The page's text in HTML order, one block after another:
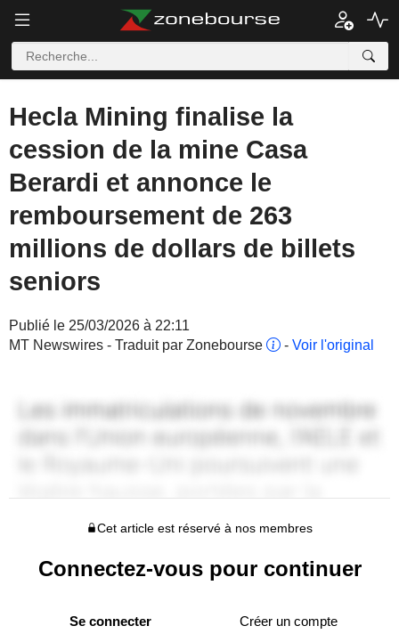
Hecla Mining finalise la
cession de la mine Casa
Berardi et annonce le
remboursement de 263
millions de dollars de billets
seniors
Publié le 25/03/2026 à 22:11
MT Newswires - Traduit par Zonebourse
- Voir l'original
Cet article est réservé à nos membres
Connectez-vous pour continuer
Se connecter Créer un compte